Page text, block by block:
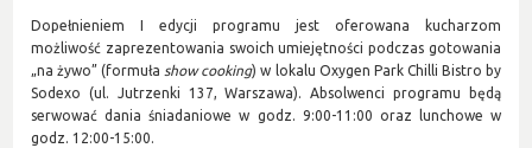
Dopełnieniem I edycji programu jest oferowana kucharzom
możliwość zaprezentowania swoich umiejętności podczas gotowania
„na żywo” (formuła show cooking) w lokalu Oxygen Park Chilli Bistro by
Sodexo (ul. Jutrzenki 137, Warszawa). Absolwenci programu będą
serwować dania śniadaniowe w godz. 9:00-11:00 oraz lunchowe w
godz. 12:00-15:00.